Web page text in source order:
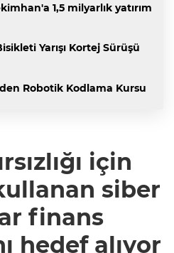
1,5 milyarlık yatırım
Yarışı Kortej Sürüşü
Robotik Kodlama Kursu
için
siber
finans
hedef alıyor